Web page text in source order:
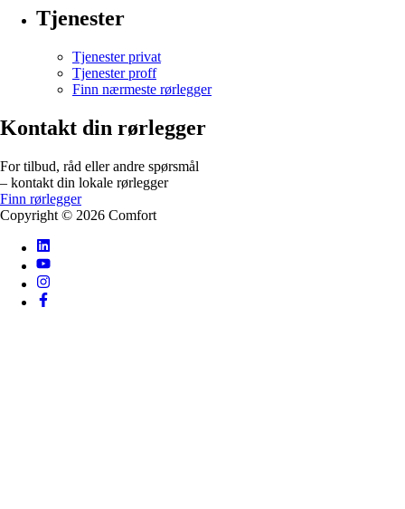
Tjenester
Tjenester privat
Tjenester proff
Finn nærmeste rørlegger
Kontakt din rørlegger
For tilbud, råd eller andre spørsmål
– kontakt din lokale rørlegger
Finn rørlegger
Copyright © 2026 Comfort